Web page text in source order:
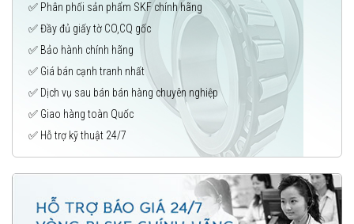
✅ Phân phối sản phẩm SKF chính hãng
✅ Đầy đủ giấy tờ CO,CQ gốc
✅ Bảo hành chính hãng
✅ Giá bán cạnh tranh nhất
✅ Dịch vụ sau bán bán hàng chuyên nghiệp
✅ Giao hàng toàn Quốc
✅ Hỗ trợ kỹ thuật 24/7